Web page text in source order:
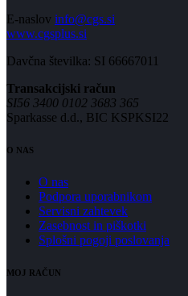
E-naslov info@cgs.si
www.cgsplus.si
Davčna številka: SI 66667011
Transakcijski račun
SI56 3400 0102 3683 365
Sparkasse d.d., BIC KSPKSI22
O NAS
O nas
Podpora uporabnikom
Servisni zahtevek
Zasebnost in piškotki
Splošni pogoji poslovanja
MOJ RAČUN